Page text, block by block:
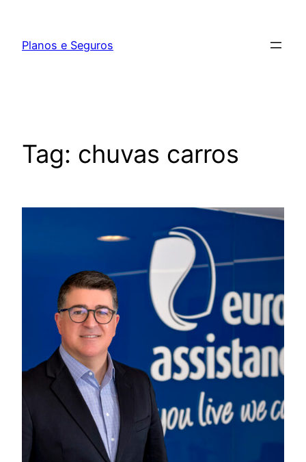
Planos e Seguros
Tag: chuvas carros